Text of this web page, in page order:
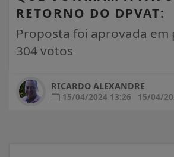
RETORNO DO DPVAT:
Proposta foi aprovada
304 votos
RICARDO ALEXANDRE
15/04/2024 13:26
15/04/